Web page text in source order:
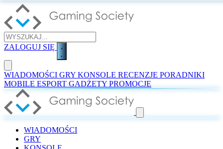
ZALOGUJ SIĘ
WIADOMOŚCI GRY KONSOLE RECENZJE PORADNIKI
MOBILE ESPORT GADŻETY PROMOCJE
WIADOMOŚCI
GRY